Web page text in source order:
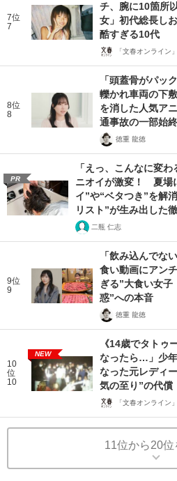
7位
7
チ、腕に10箇所
女」初代総長し
酷すぎる10代
「文春オンライン
8位
8
「頭蓋骨がパッ
轢かれ車両の下
を消した人気ア
通事故の一部始終
徳重 龍徳
PR
「えっ、こんなに変
ニオイが激変！ 夏場
イ”や“ベタつき”を解
リスト”が生み出した
二瓶 仁志
9位
9
「飲み込んでな
食い動画にアン
ぎる”大食い女
惑”への本音
徳重 龍徳
10
位
10
NEW
《14歳でタトゥ
なったら…」少
なった元レディ
気の至り”の代償
「文春オンライン
11位から20位